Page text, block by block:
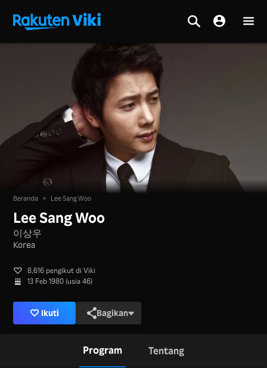
Beranda > Lee Sang Woo
Lee Sang Woo
이상우
Korea
8,616 pengikut di Viki
13 Feb 1980 (usia 46)
Ikuti Bagikan
Program Tentang